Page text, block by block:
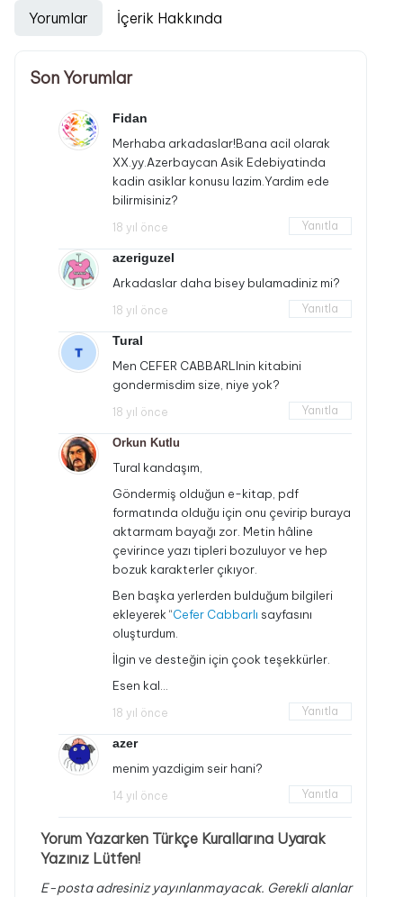
Yorumlar İçerik Hakkında
Son Yorumlar
Fidan
Merhaba arkadaslar!Bana acil olarak
XX.yy.Azerbaycan Asik Edebiyatinda
kadin asiklar konusu lazim.Yardim ede
bilirmisiniz?
18 yıl önce Yanıtla
azeriguzel
Arkadaslar daha bisey bulamadiniz mi?
18 yıl önce Yanıtla
Tural
Men CEFER CABBARLInin kitabini
gondermisdim size, niye yok?
18 yıl önce Yanıtla
Orkun Kutlu
Tural kandaşım,
Göndermiş olduğun e-kitap, pdf
formatında olduğu için onu çevirip buraya
aktarmam bayağı zor. Metin hâline
çevirince yazı tipleri bozuluyor ve hep
bozuk karakterler çıkıyor.
Ben başka yerlerden bulduğum bilgileri
ekleyerek “Cefer Cabbarlı sayfasını
oluşturdum.
İlgin ve desteğin için çook teşekkürler.
Esen kal…
18 yıl önce Yanıtla
azer
menim yazdigim seir hani?
14 yıl önce Yanıtla
Yorum Yazarken Türkçe Kurallarına Uyarak
Yazınız Lütfen!
E-posta adresiniz yayınlanmayacak. Gerekli alanlar